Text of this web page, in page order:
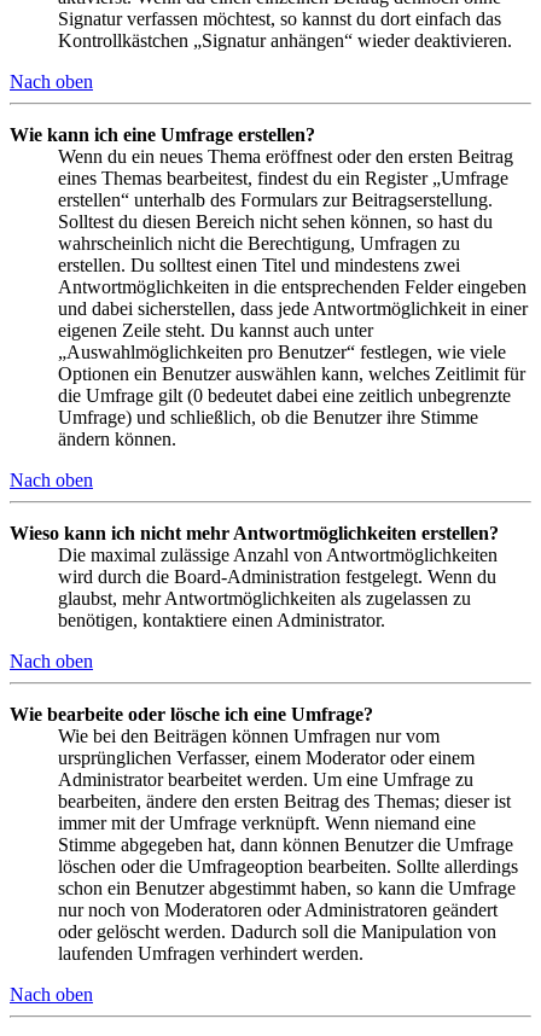
Signatur verfassen möchtest, so kannst du dort einfach das
Kontrollkästchen „Signatur anhängen“ wieder deaktivieren.
Nach oben
Wie kann ich eine Umfrage erstellen?
Wenn du ein neues Thema eröffnest oder den ersten Beitrag
eines Themas bearbeitest, findest du ein Register „Umfrage
erstellen“ unterhalb des Formulars zur Beitragserstellung.
Solltest du diesen Bereich nicht sehen können, so hast du
wahrscheinlich nicht die Berechtigung, Umfragen zu
erstellen. Du solltest einen Titel und mindestens zwei
Antwortmöglichkeiten in die entsprechenden Felder eingeben
und dabei sicherstellen, dass jede Antwortmöglichkeit in einer
eigenen Zeile steht. Du kannst auch unter
„Auswahlmöglichkeiten pro Benutzer“ festlegen, wie viele
Optionen ein Benutzer auswählen kann, welches Zeitlimit für
die Umfrage gilt (0 bedeutet dabei eine zeitlich unbegrenzte
Umfrage) und schließlich, ob die Benutzer ihre Stimme
ändern können.
Nach oben
Wieso kann ich nicht mehr Antwortmöglichkeiten erstellen?
Die maximal zulässige Anzahl von Antwortmöglichkeiten
wird durch die Board-Administration festgelegt. Wenn du
glaubst, mehr Antwortmöglichkeiten als zugelassen zu
benötigen, kontaktiere einen Administrator.
Nach oben
Wie bearbeite oder lösche ich eine Umfrage?
Wie bei den Beiträgen können Umfragen nur vom
ursprünglichen Verfasser, einem Moderator oder einem
Administrator bearbeitet werden. Um eine Umfrage zu
bearbeiten, ändere den ersten Beitrag des Themas; dieser ist
immer mit der Umfrage verknüpft. Wenn niemand eine
Stimme abgegeben hat, dann können Benutzer die Umfrage
löschen oder die Umfrageoption bearbeiten. Sollte allerdings
schon ein Benutzer abgestimmt haben, so kann die Umfrage
nur noch von Moderatoren oder Administratoren geändert
oder gelöscht werden. Dadurch soll die Manipulation von
laufenden Umfragen verhindert werden.
Nach oben